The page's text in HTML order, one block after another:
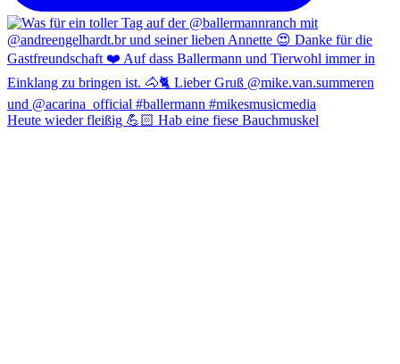
Heute wieder fleißig 💪🏻 Hab eine fiese Bauchmuskel